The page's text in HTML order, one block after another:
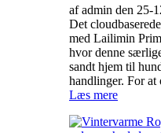
af admin den 25-
Det
med Lailimin
hvor denne
sandt hjem til
handlinger. For at
Læs mere